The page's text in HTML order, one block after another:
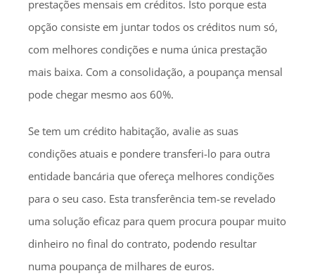
prestações mensais em créditos. Isto porque esta
opção consiste em juntar todos os créditos num só,
com melhores condições e numa única prestação
mais baixa. Com a consolidação, a poupança mensal
pode chegar mesmo aos 60%.
Se tem um crédito habitação, avalie as suas
condições atuais e pondere transferi-lo para outra
entidade bancária que ofereça melhores condições
para o seu caso. Esta transferência tem-se revelado
uma solução eficaz para quem procura poupar muito
dinheiro no final do contrato, podendo resultar
numa poupança de milhares de euros.